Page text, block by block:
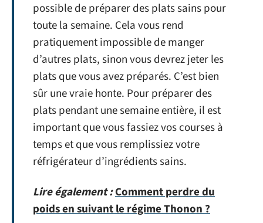
possible de préparer des plats sains pour
toute la semaine. Cela vous rend
pratiquement impossible de manger
d’autres plats, sinon vous devrez jeter les
plats que vous avez préparés. C’est bien
sûr une vraie honte. Pour préparer des
plats pendant une semaine entière, il est
important que vous fassiez vos courses à
temps et que vous remplissiez votre
réfrigérateur d’ingrédients sains.
Lire également :Comment perdre du
poids en suivant le régime Thonon ?